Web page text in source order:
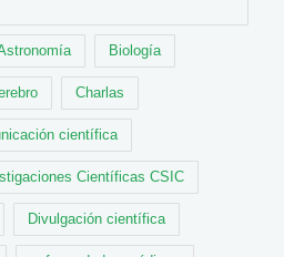
Biología
Charlas
científica
Científicas CSIC
Divulgación científica